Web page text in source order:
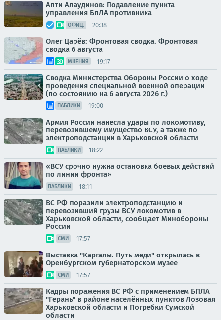
Апти Алаудинов: Подавление пункта
управления БпЛА противника
ОФИЦ. 20:38
Олег Царёв: Фронтовая сводка. Фронтовая
сводка 6 августа
МНЕНИЯ 19:17
Сводка Министерства Обороны России о ходе
проведения специальной военной операции
(по состоянию на 6 августа 2026 г.)
ПАБЛИКИ 19:00
Армия России нанесла удары по локомотиву,
перевозившему имущество ВСУ, а также по
электроподстанции в Харьковской области
ПАБЛИКИ 18:22
«ВСУ срочно нужна остановка боевых действий
по линии фронта»
ПАБЛИКИ 18:11
ВС РФ поразили электроподстанцию и
перевозивший грузы ВСУ локомотив в
Харьковской области, сообщает Минобороны
России
СМИ 17:57
Выставка "Каргалы. Путь меди" открылась в
Оренбургском губернаторском музее
СМИ 17:57
Кадры поражения ВС РФ с применением БПЛА
"Герань" в районе населённых пунктов Лозовая
Харьковской области и Погребки Сумской
области